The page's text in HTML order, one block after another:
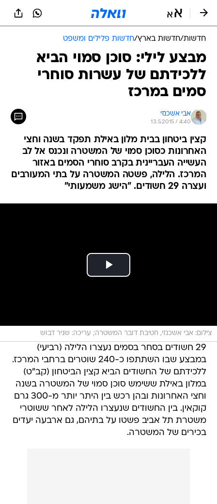
חדשות/חדשות בארץ/חדשות פלילים ומשפט
מבצע לילי: סוכן סמוי הביא
ללכידתם של עשרות סוחרי
סמים במרכז
אבי אשכנזי
13.5.2015 / 4:40
קצין ביטחון בבית מלון באילת תפקד בשנה וחצי
האחרונות כסוכן סמוי של המשטרה ונכנס אל לב
העשייה העבריינית בקרב סוחרי הסמים באזור
המרכז. הלילה, פשטה המשטרה על בתי המעורבים
ועצרה 29 חשודים. "הישג משמעותי"
צילום: אבי אשכנזי, חטיבת דובר המשטרה; עריכה: שניר דבוש
29 חשודים בסחר בסמים נעצרו הלילה (רביעי)
במבצע שבו השתתפו כ-240 שוטרים ברחבי המרכז.
ללכידתם של החשודים הביא קצין הביטחון (קב"ט)
במלון באילת ששימש סוכן סמוי של המשטרה בשנה
וחצי האחרונות ובהן רכש בין היתר יותר מ-300 גרם
קוקאין. בין החשודים שנעצרו הלילה לאחר ששוטרי
משטרת תל אביב פשטו על בתיהם, גם ארבעה יעדים
בכירים של המשטרה.